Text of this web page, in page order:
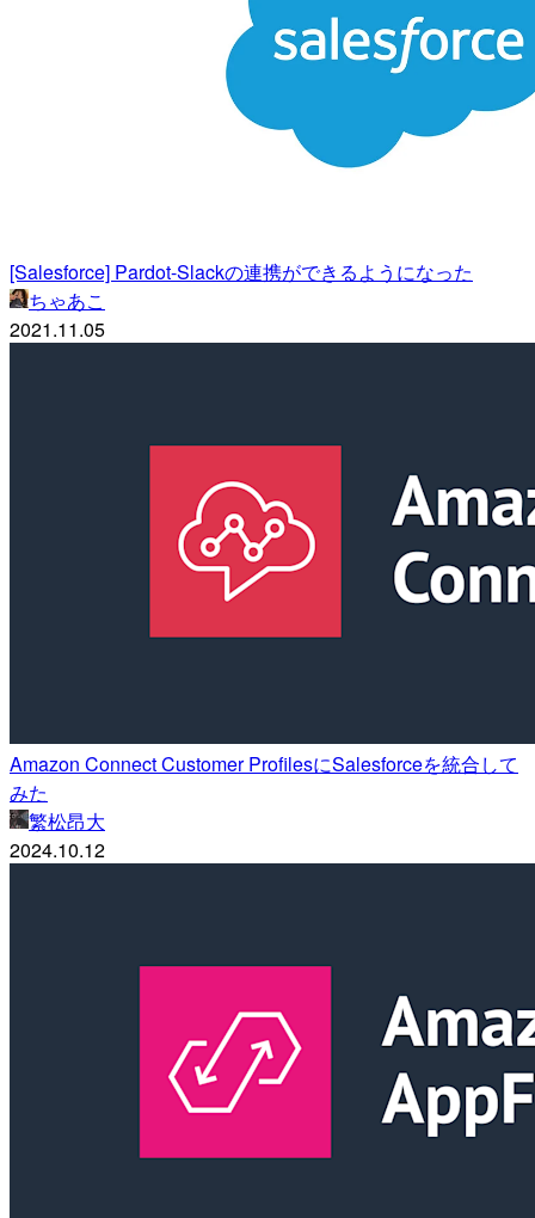
[Salesforce] Pardot-Slackの連携ができるようになった
ちゃあこ
2021.11.05
Amazon Connect Customer ProfilesにSalesforceを統合して
みた
繁松昂大
2024.10.12